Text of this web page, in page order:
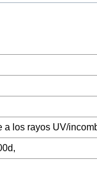
a los rayos UV/